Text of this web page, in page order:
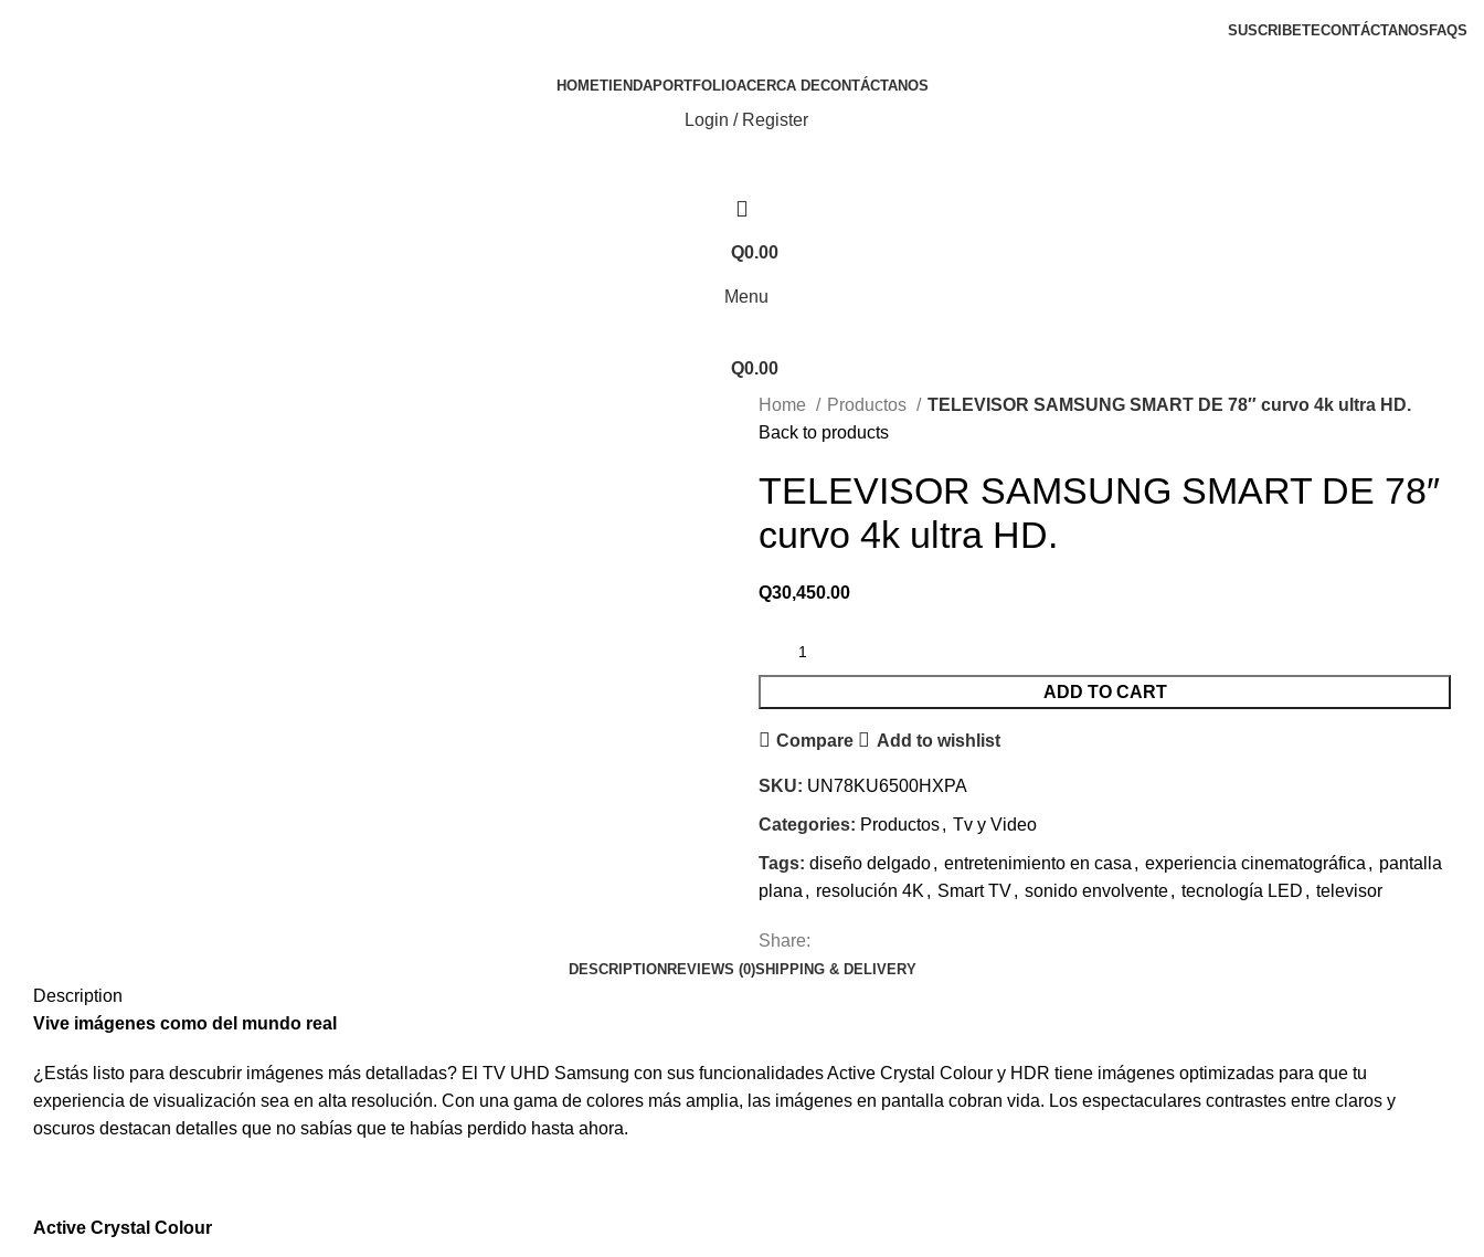
SUSCRIBETECONTÁCTANOS FAQS
HOMETIENDAPORTFOLIOACERCA DECONTÁCTANOS
Login / Register
Q0.00
Menu
Q0.00
Home Productos
TELEVISOR SAMSUNG SMART DE 78″ curvo 4k ultra HD.
Back to products
TELEVISOR SAMSUNG SMART DE 78″
curvo 4k ultra HD.
Q30,450.00
ADD TO CART
Compare Add to wishlist
SKU: UN78KU6500HXPA
Categories: Productos, Tv y Video
Tags: diseño delgado, entretenimiento en casa , experiencia cinematográfica , pantalla
plana , resolución 4K , Smart TV, sonido envolvente, tecnología LED , televisor
Share:
DESCRIPTION REVIEWS (0)SHIPPING & DELIVERY
Description
Vive imágenes como del mundo real
¿Estás listo para descubrir imágenes más detalladas? El TV UHD Samsung con sus funcionalidades Active Crystal Colour y HDR tiene imágenes optimizadas para que tu
experiencia de visualización sea en alta resolución. Con una gama de colores más amplia, las imágenes en pantalla cobran vida. Los espectaculares contrastes entre claros y
oscuros destacan detalles que no sabías que te habías perdido hasta ahora.
Active Crystal Colour